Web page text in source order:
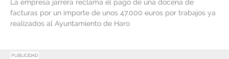
La empresa jarrera reclama el pago de una docena de
facturas por un importe de unos 47.000 euros por trabajos ya
realizados al Ayuntamiento de Haro
PUBLICIDAD